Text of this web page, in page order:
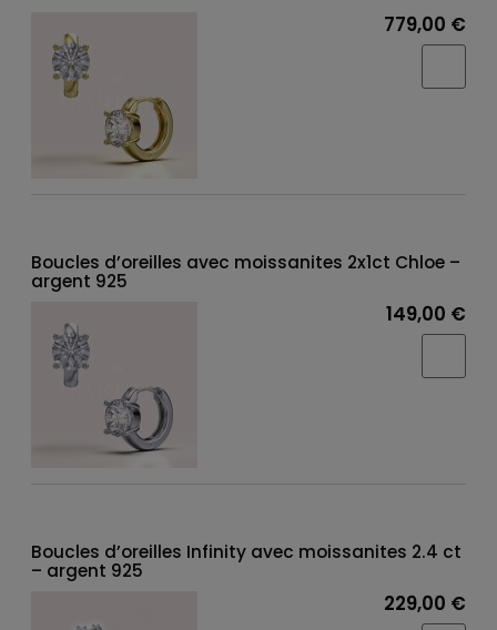
779,00 €
Boucles d’oreilles avec moissanites 2x1ct Chloe –
argent 925
149,00 €
Boucles d’oreilles Infinity avec moissanites 2.4 ct
– argent 925
229,00 €